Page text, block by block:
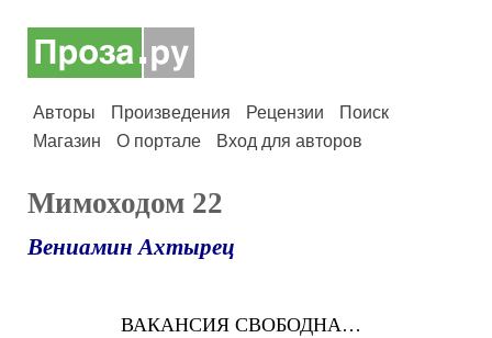
Авторы Произведения Рецензии
Поиск
Магазин
О портале Вход для авторов
Мимоходом 22
Вениамин Ахтырец
ВАКАНСИЯ СВОБОДНА…